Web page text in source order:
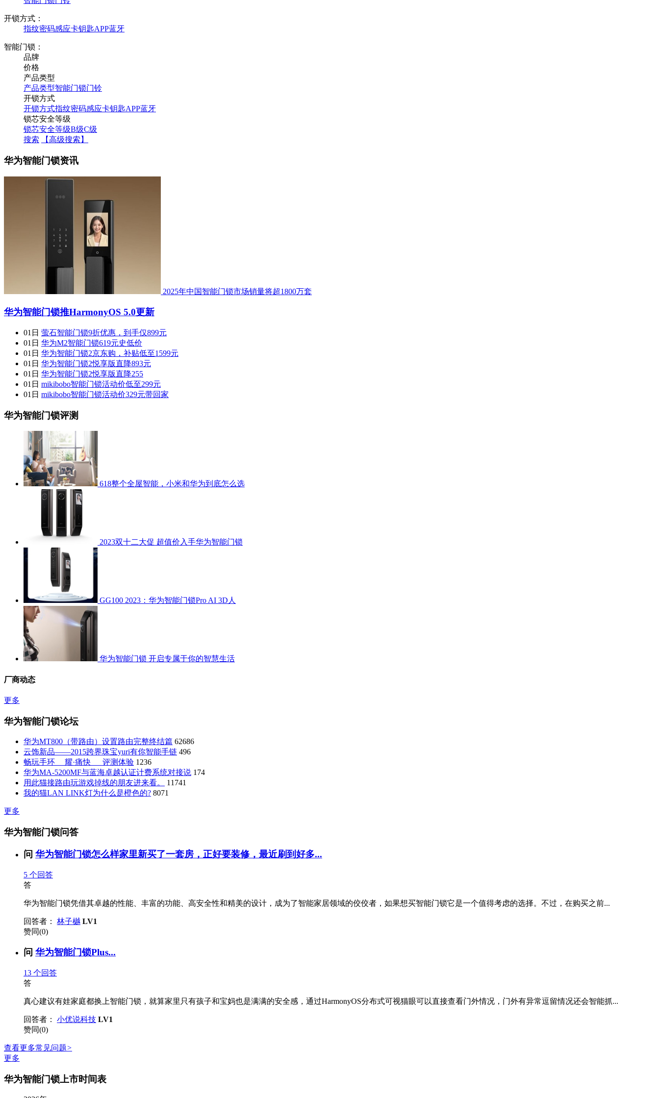
开锁方式：
指纹密码感应卡钥匙APP蓝牙
智能门锁：
品牌
价格
产品类型
产品类型智能门锁门铃
开锁方式
开锁方式指纹密码感应卡钥匙APP蓝牙
锁芯安全等级
锁芯安全等级B级C级
搜索
【高级搜索】
华为智能门锁资讯
2025年中国智能门锁市场销量将超1800万套
华为智能门锁推HarmonyOS 5.0更新
01日 萤石智能门锁9折优惠，到手仅899元
01日 华为M2智能门锁619元史低价
01日 华为智能门锁2京东购，补贴低至1599元
01日 华为智能门锁2悦享版直降893元
01日 华为智能门锁2悦享版直降255
01日 mikibobo智能门锁活动价低至299元
01日 mikibobo智能门锁活动价329元带回家
华为智能门锁评测
618整个全屋智能，小米和华为到底怎么选
2023双十二大促 超值价入手华为智能门锁
GG100 2023：华为智能门锁Pro AI 3D人
华为智能门锁 开启专属于你的智慧生活
厂商动态
更多
华为智能门锁论坛
华为MT800（带路由）设置路由完整终结篇 62686
云饰新品——2015跨界珠宝yuri有你智能手链 496
畅玩手环 耀·痛快 评测体验 1236
华为MA-5200MF与蓝海卓越认证计费系统对接说 174
用此猫接路由玩游戏掉线的朋友进来看。
11741
我的猫LAN LINK灯为什么是橙色的? 8071
更多
华为智能门锁问答
问 华为智能门锁怎么样家里新买了一套房，正好要装修，最近刷到好多...
5 个回答
答
华为智能门锁凭借其卓越的性能、丰富的功能、高安全性和精美的设计，成为了智能家居领域的佼佼者，如果想买智能门锁它是一个值得考虑的选择。不过，在购买之前...
回答者： 林子樾 LV1
赞同(0)
问 华为智能门锁Plus...
13 个回答
答
真心建议有娃家庭都换上智能门锁，就算家里只有孩子和宝妈也是满满的安全感，通过HarmonyOS分布式可视猫眼可以直接查看门外情况，门外有异常逗留情况还会智能抓...
回答者： 小优说科技 LV1
赞同(0)
查看更多常见问题>
更多
华为智能门锁上市时间表